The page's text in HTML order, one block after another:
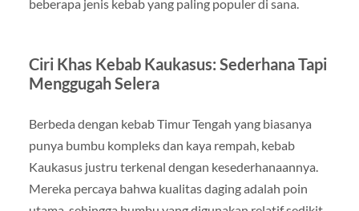
beberapa jenis kebab yang paling populer di sana.
Ciri Khas Kebab Kaukasus: Sederhana Tapi
Menggugah Selera
Berbeda dengan kebab Timur Tengah yang biasanya
punya bumbu kompleks dan kaya rempah, kebab
Kaukasus justru terkenal dengan kesederhanaannya.
Mereka percaya bahwa kualitas daging adalah poin